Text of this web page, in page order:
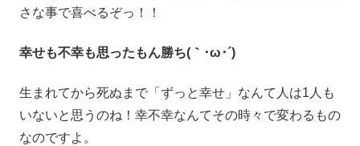
さな事で喜べるぞっ！！
幸せも不幸も思ったもん勝ち(｀･ω･´)
生まれてから死ぬまで「ずっと幸せ」なんて人は1人も
いないと思うのね！幸不幸なんてその時々で変わるもの
なのですよ。